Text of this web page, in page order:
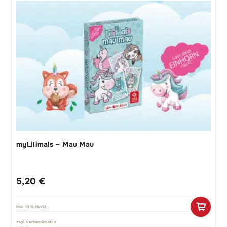
myLilimals – Mau Mau
5,20 €
inkl. 19 % MwSt.
zzgl. Versandkosten